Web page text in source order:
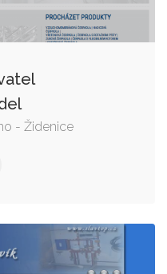
- Židenice